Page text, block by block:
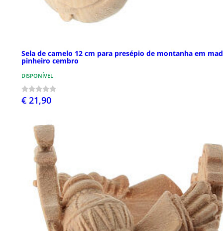
Sela de camelo 12 cm para presépio de montanha em
pinheiro cembro
DISPONÍVEL
€ 21,90